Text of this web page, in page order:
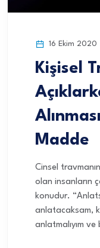
16 Ekim 2020
Kişisel
Madde
Cinsel
olan insanların
konudur.
anlatacaksam,
anlatmalıyım